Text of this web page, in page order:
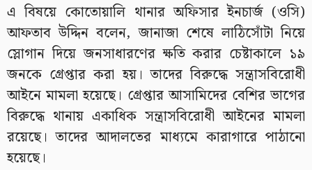
এ বিষয়ে কোতোয়ালি থানার অফিসার ইনচার্জ (ওসি)
আফতাব উদ্দিন বলেন, জানাজা শেষে লাঠিসোঁটা নিয়ে
স্লোগান দিয়ে জনসাধারণের ক্ষতি করার চেষ্টাকালে ১৯
জনকে গ্রেপ্তার করা হয়। তাদের বিরুদ্ধে সন্ত্রাসবিরোধী
আইনে মামলা হয়েছে। গ্রেপ্তার আসামিদের বেশির ভাগের
বিরুদ্ধে থানায় একাধিক সন্ত্রাসবিরোধী আইনের মামলা
রয়েছে। তাদের আদালতের মাধ্যমে কারাগারে পাঠানো
হয়েছে।